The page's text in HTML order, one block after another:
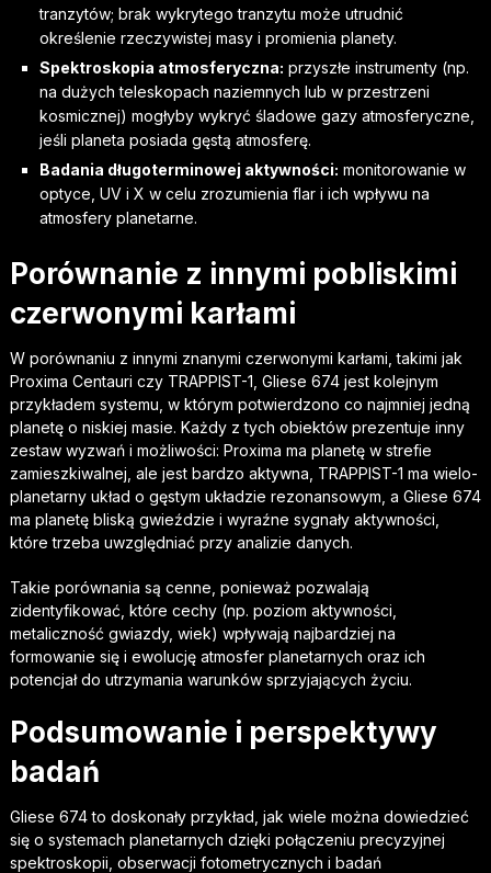
tranzytów; brak wykrytego tranzytu może utrudnić
określenie rzeczywistej masy i promienia planety.
Spektroskopia atmosferyczna: przyszłe instrumenty (np.
na dużych teleskopach naziemnych lub w przestrzeni
kosmicznej) mogłyby wykryć śladowe gazy atmosferyczne,
jeśli planeta posiada gęstą atmosferę.
Badania długoterminowej aktywności: monitorowanie w
optyce, UV i X w celu zrozumienia flar i ich wpływu na
atmosfery planetarne.
Porównanie z innymi pobliskimi
czerwonymi karłami
W porównaniu z innymi znanymi czerwonymi karłami, takimi jak
Proxima Centauri czy TRAPPIST-1, Gliese 674 jest kolejnym
przykładem systemu, w którym potwierdzono co najmniej jedną
planetę o niskiej masie. Każdy z tych obiektów prezentuje inny
zestaw wyzwań i możliwości: Proxima ma planetę w strefie
zamieszkiwalnej, ale jest bardzo aktywna, TRAPPIST-1 ma wielo-
planetarny układ o gęstym układzie rezonansowym, a Gliese 674
ma planetę bliską gwieździe i wyraźne sygnały aktywności,
które trzeba uwzględniać przy analizie danych.
Takie porównania są cenne, ponieważ pozwalają
zidentyfikować, które cechy (np. poziom aktywności,
metaliczność gwiazdy, wiek) wpływają najbardziej na
formowanie się i ewolucję atmosfer planetarnych oraz ich
potencjał do utrzymania warunków sprzyjających życiu.
Podsumowanie i perspektywy
badań
Gliese 674 to doskonały przykład, jak wiele można dowiedzieć
się o systemach planetarnych dzięki połączeniu precyzyjnej
spektroskopii, obserwacji fotometrycznych i badań